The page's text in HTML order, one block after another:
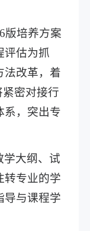
版培养方案
评估为抓
法改革，着
紧密对接行
系，突出专
学大纲、试
转专业的学
导与课程学